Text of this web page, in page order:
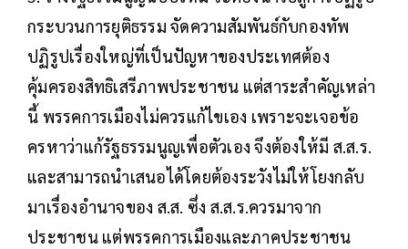
กระบวนการยุติธรรม จัดความสัมพันธ์กับกองทัพ
ปฏิรูปเรื่องใหญ่ที่เป็นปัญหาของประเทศต้อง
คุ้มครองสิทธิเสรีภาพประชาชน แต่สาระสำคัญเหล่า
นี้ พรรคการเมืองไม่ควรแก้ไขเอง เพราะจะเจอข้อ
ครหาว่าแก้รัฐธรรมนูญเพื่อตัวเอง จึงต้องให้มี ส.ส.ร.
และสามารถนำเสนอได้โดยต้องระวังไม่ให้โยงกลับ
มาเรื่องอำนาจของ ส.ส. ซึ่ง ส.ส.ร.ควรมาจาก
ประชาชน แต่พรรคการเมืองและภาคประชาชน